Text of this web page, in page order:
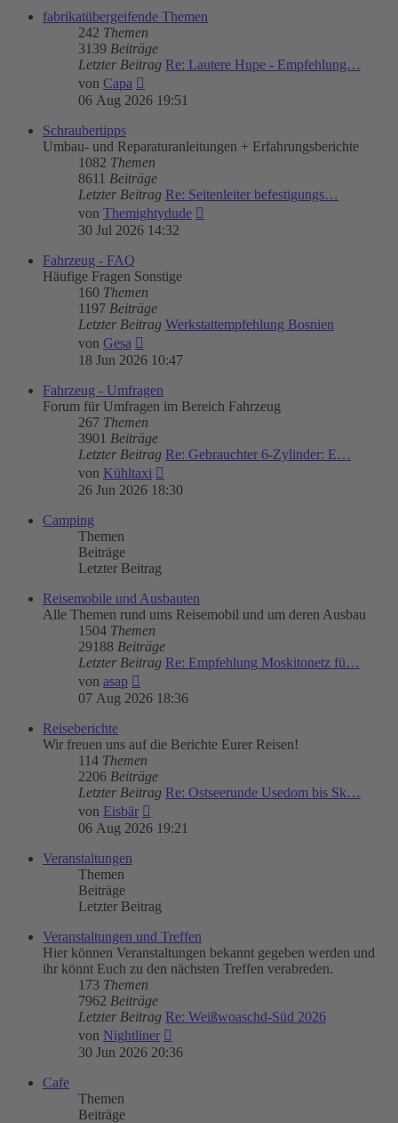
fabrikatübergeifende Themen
242 Themen
3139 Beiträge
Letzter Beitrag Re: Lautere Hupe - Empfehlung…
von Capa
Beitrag
06 Aug 2026 19:51
Schraubertipps
Umbau- und Reparaturanleitungen + Erfahrungsberichte
1082 Themen
8611 Beiträge
Letzter Beitrag Re: Seitenleiter befestigungs…
von Themightydude
30 Jul 2026 14:32
Fahrzeug - FAQ
Häufige Fragen Sonstige
160 Themen
1197 Beiträge
Letzter Beitrag Werkstattempfehlung Bosnien
von Gesa
Beitrag
18 Jun 2026 10:47
Fahrzeug - Umfragen
Forum für Umfragen im Bereich Fahrzeug
267 Themen
3901 Beiträge
Letzter Beitrag Re: Gebrauchter 6-Zylinder: E…
von Kühltaxi
Beitrag
26 Jun 2026 18:30
Camping
Themen
Beiträge
Letzter Beitrag
Reisemobile und Ausbauten
Alle Themen rund ums Reisemobil und um deren Ausbau
1504 Themen
29188 Beiträge
Letzter Beitrag Re: Empfehlung Moskitonetz fü…
von asap
Beitrag
07 Aug 2026 18:36
Reiseberichte
Wir freuen uns auf die Berichte Eurer Reisen!
114 Themen
2206 Beiträge
Letzter Beitrag Re: Ostseerunde Usedom bis Sk…
von Eisbär
Beitrag
06 Aug 2026 19:21
Veranstaltungen
Themen
Beiträge
Letzter Beitrag
Veranstaltungen und Treffen
Hier können Veranstaltungen bekannt gegeben werden und
ihr könnt Euch zu den nächsten Treffen verabreden.
173 Themen
7962 Beiträge
Letzter Beitrag Re: Weißwoaschd-Süd 2026
von Nightliner
Beitrag
30 Jun 2026 20:36
Cafe
Themen
Beiträge